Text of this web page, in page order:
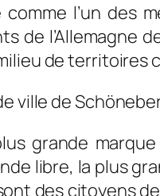
l’un des
de l’Allemagne
de
ville de
grande
libre, la plus
des citoyens